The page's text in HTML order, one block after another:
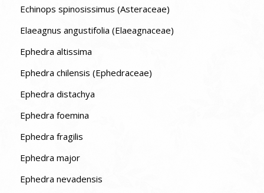
Echinops spinosissimus (Asteraceae)
Elaeagnus angustifolia (Elaeagnaceae)
Ephedra altissima
Ephedra chilensis (Ephedraceae)
Ephedra distachya
Ephedra foemina
Ephedra fragilis
Ephedra major
Ephedra nevadensis